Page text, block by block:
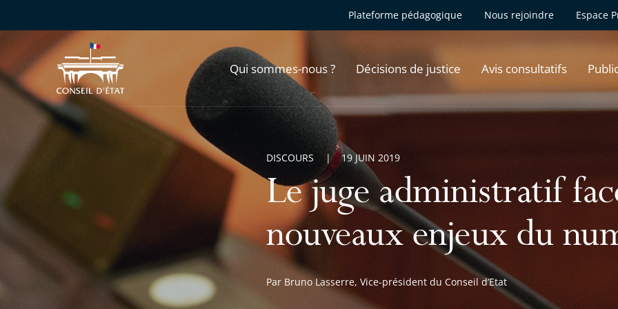
Plateforme pédagogique Nous rejoindre Espace
Qui sommes-nous ? Décisions de justice Avis consultatifs
Le juge administratif
nouveaux enjeux du
Par Bruno Lasserre, Vice-président du Conseil d’Etat
DISCOURS 19 JUIN 2019